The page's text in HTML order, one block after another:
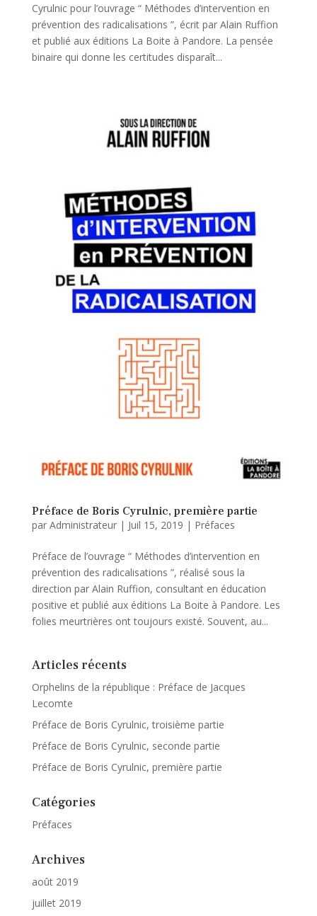
Cyrulnic pour l’ouvrage “ Méthodes d’intervention en
prévention des radicalisations ”, écrit par Alain Ruffion
et publié aux éditions La Boite à Pandore. La pensée
binaire qui donne les certitudes disparaît...
Préface de Boris Cyrulnic, première partie
par Administrateur| Juil 15, 2019 | Préfaces
Préface de l’ouvrage “ Méthodes d’intervention en
prévention des radicalisations ”, réalisé sous la
direction par Alain Ruffion, consultant en éducation
positive et publié aux éditions La Boite à Pandore. Les
folies meurtrières ont toujours existé. Souvent, au...
Articles récents
Orphelins de la république : Préface de Jacques
Lecomte
Préface de Boris Cyrulnic, troisième partie
Préface de Boris Cyrulnic, seconde partie
Préface de Boris Cyrulnic, première partie
Catégories
Préfaces
Archives
août 2019
juillet 2019